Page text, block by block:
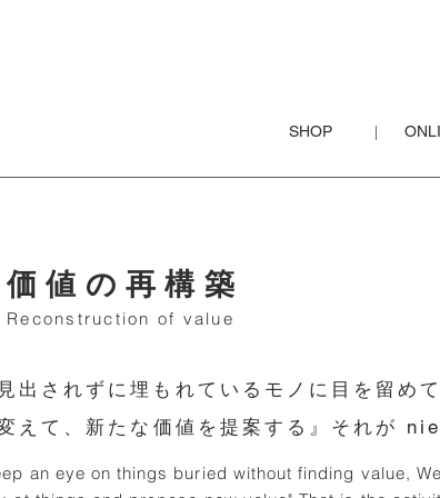
SHOP
価値の再構築
Reconstruction of value
出されずに埋もれているモノに目を留め
えて、新たな価値を提案する』 それが
an eye on things buried without finding value,